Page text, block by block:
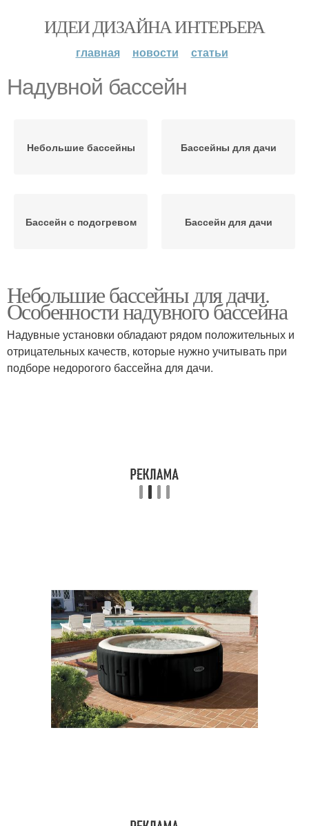
ИДЕИ ДИЗАЙНА ИНТЕРЬЕРА
главная новости статьи
Надувной бассейн
Небольшие бассейны Бассейны для дачи
Бассейн с подогревом Бассейн для дачи
Небольшие бассейны для дачи.
Особенности надувного бассейна
Надувные установки обладают рядом положительных и
отрицательных качеств, которые нужно учитывать при
подборе недорогого бассейна для дачи.